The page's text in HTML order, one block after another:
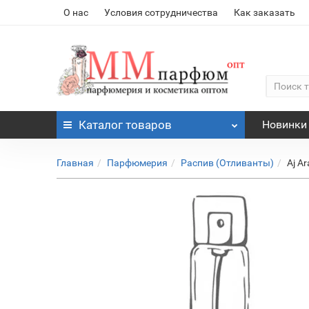
О нас Условия сотрудничества Как заказать
Каталог товаров Новинки
Главная Парфюмерия Распив (Отливанты) Aj